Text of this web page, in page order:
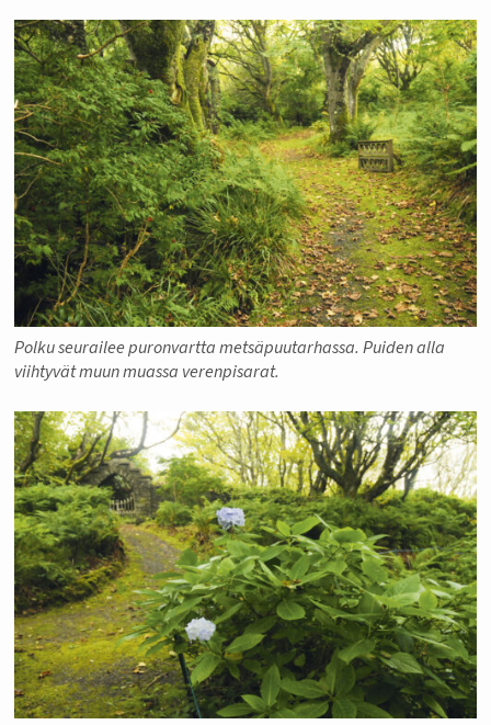
Polku seurailee puronvartta metsäpuutarhassa. Puiden alla
viihtyvät muun muassa verenpisarat.